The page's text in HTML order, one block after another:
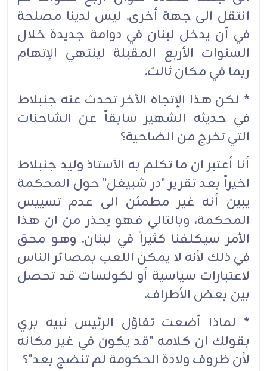
انتقل الى جهة أخرى. ليس لدينا مصلحة
في أن يدخل لبنان في دوامة جديدة خلال
السنوات الأربع المقبلة لينتهي الإتهام
ربما في مكان ثالث.
* لكن هذا الإتجاه الآخر تحدث عنه جنبلاط
في حديثه الشهير سابقاً عن الشاحنات
التي تخرج من الضاحية؟
أنا أعتبر ان ما تكلم به الأستاذ وليد جنبلاط
اخيراً بعد تقرير "در شبيغل" حول المحكمة
يبين أنه غير مطمئن الى عدم تسييس
المحكمة، وبالتالي فهو يحذر من ان هذا
الأمر سيكلفنا كثيراً في لبنان. وهو محق
في ذلك لأنه لا يمكن اللعب بمصائر الناس
لاعتبارات سياسية أو لكولسات قد تحصل
بين بعض الأطراف.
* لماذا أضعت تفاؤل الرئيس نبيه بري
بقولك ان كلامه "قد يكون في غير مكانه
لأن ظروف ولادة الحكومة لم تنضج بعد"؟